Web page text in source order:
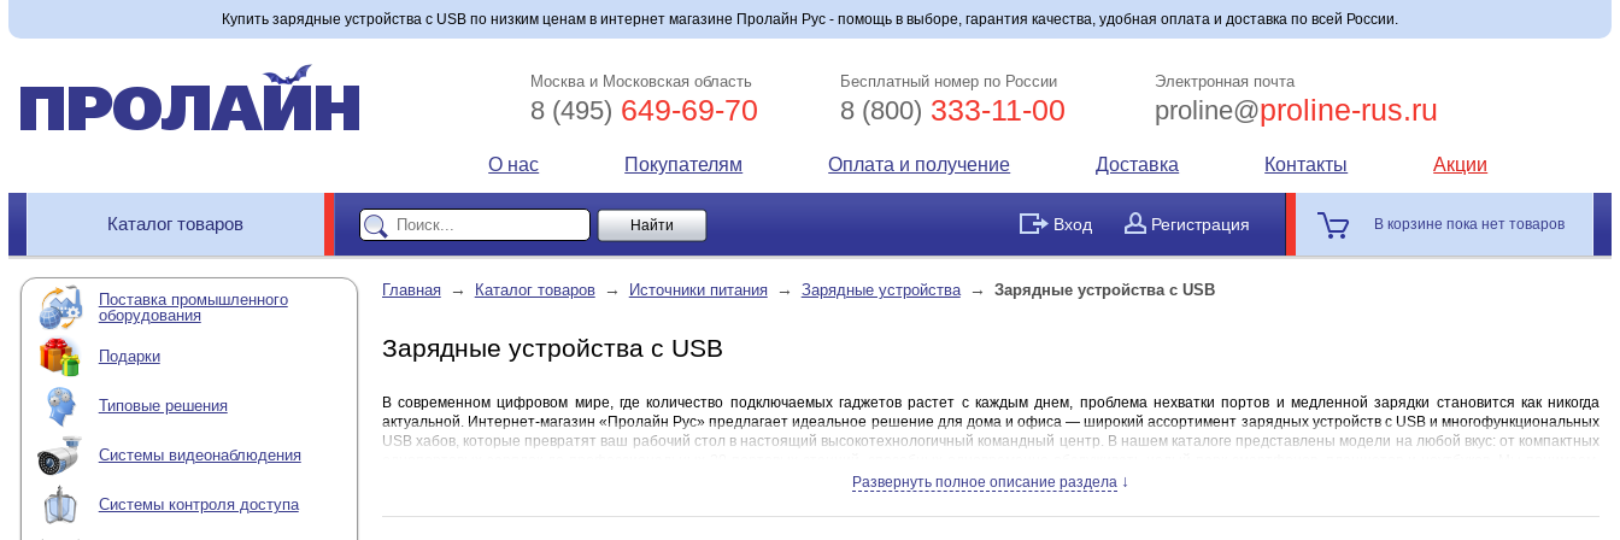
Купить зарядные устройства с USB по низким ценам в интернет магазине Пролайн Рус - помощь в выборе, гарантия качества, удобная оплата и доставка по всей России.
Москва и Московская область
8 (495) 649-69-70
Бесплатный номер по России
8 (800) 333-11-00
Электронная почта
proline@proline-rus.ru
О нас Покупателям Оплата и получение Доставка Контакты Акции
Каталог товаров Вход Регистрация В корзине пока нет товаров
Поставка промышленного
оборудования
Подарки
Типовые решения
Системы видеонаблюдения
Системы контроля доступа
Главная → Каталог товаров → Источники питания → Зарядные устройства → Зарядные устройства с USB
Зарядные устройства с USB
В современном цифровом мире, где количество подключаемых гаджетов растет с каждым днем, проблема нехватки портов и медленной зарядки становится как никогда
актуальной. Интернет-магазин «Пролайн Рус» предлагает идеальное решение для дома и офиса — широкий ассортимент зарядных устройств с USB и многофункциональных
USB хабов, которые превратят ваш рабочий стол в настоящий высокотехнологичный командный центр. В нашем каталоге представлены модели на любой вкус: от компактных
что каждый пользователь ищет что-то свое, поэтому собрали лучшее оборудование, включая современные usb c хаб и usb type c хаб, а также классические решения, чтобы вы
многих портативных устройств — недостаток энергии для стабильной работы периферии.
Развернуть полное описание раздела ↓